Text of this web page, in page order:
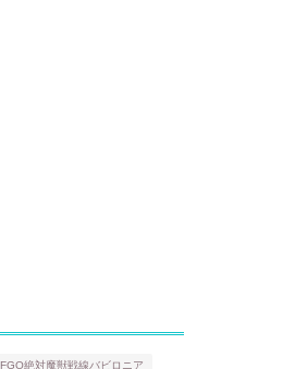
FGO絶対魔獣戦線バビロニア